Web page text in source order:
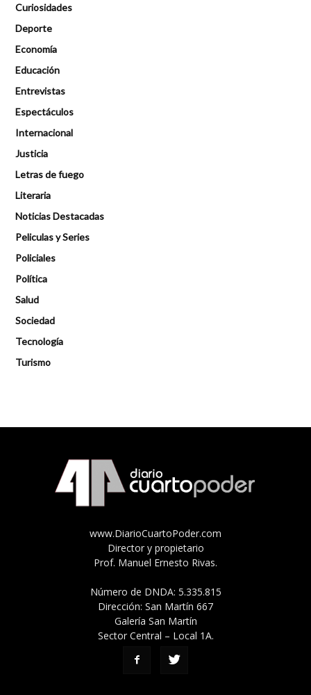
Curiosidades
Deporte
Economía
Educación
Entrevistas
Espectáculos
Internacional
Justicia
Letras de fuego
Literaria
Noticias Destacadas
Peliculas y Series
Policiales
Política
Salud
Sociedad
Tecnología
Turismo
www.DiarioCuartoPoder.com
Director y propietario
Prof. Manuel Ernesto Rivas.
Número de DNDA: 5.335.815
Dirección: San Martín 667
Galería San Martín
Sector Central – Local 1A.